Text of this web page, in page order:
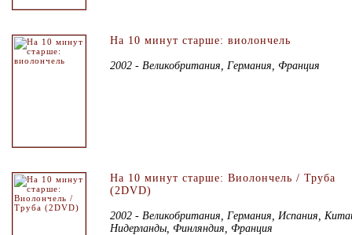
На 10 минут старше: виолончель
2002 - Великобритания, Германия, Франция
На 10 минут старше: Виолончель / Труба
(2DVD)
2002 - Великобритания, Германия, Испания,
Нидерланды, Финляндия, Франция